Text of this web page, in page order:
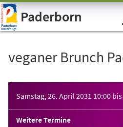
Visuelle
Assistenzsoftware
öffnen.Paderborn
veganer Brunch
Samstag, 26. April 2031 10:00 bis
Weitere Termine